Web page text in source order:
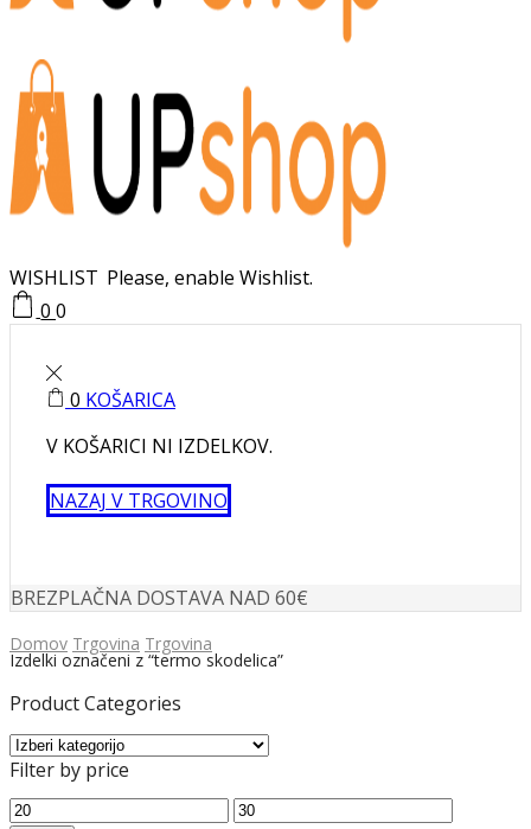
WISHLIST Please, enable Wishlist.
00
0 KOŠARICA
V KOŠARICI NI IZDELKOV.
NAZAJ V TRGOVINO
BREZPLAČNA DOSTAVA NAD 60€
Domov Trgovina Trgovina
Izdelki označeni z “termo skodelica”
Product Categories
Filter by price
Min
Max